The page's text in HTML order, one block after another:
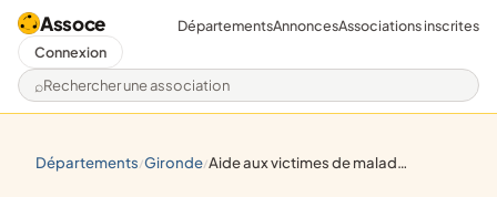
Assoce
Rechercher une association
DépartementsAnnoncesAssociations inscrites
Connexion
départements/ gironde/ aide aux victimes de maladies professionnelles